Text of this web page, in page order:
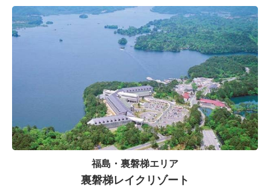
福島・裏磐梯エリア
裏磐梯レイクリゾート